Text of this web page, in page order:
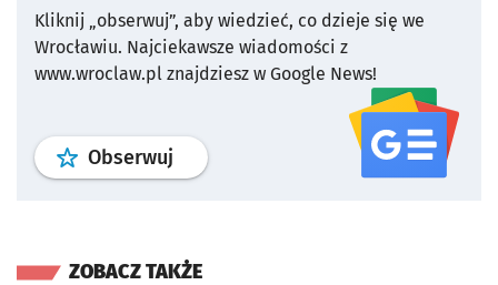
Kliknij „obserwuj”, aby wiedzieć, co dzieje się we
Wrocławiu. Najciekawsze wiadomości z
www.wroclaw.pl znajdziesz w Google News!
Obserwuj profil serwisu
ZOBACZ TAKŻE